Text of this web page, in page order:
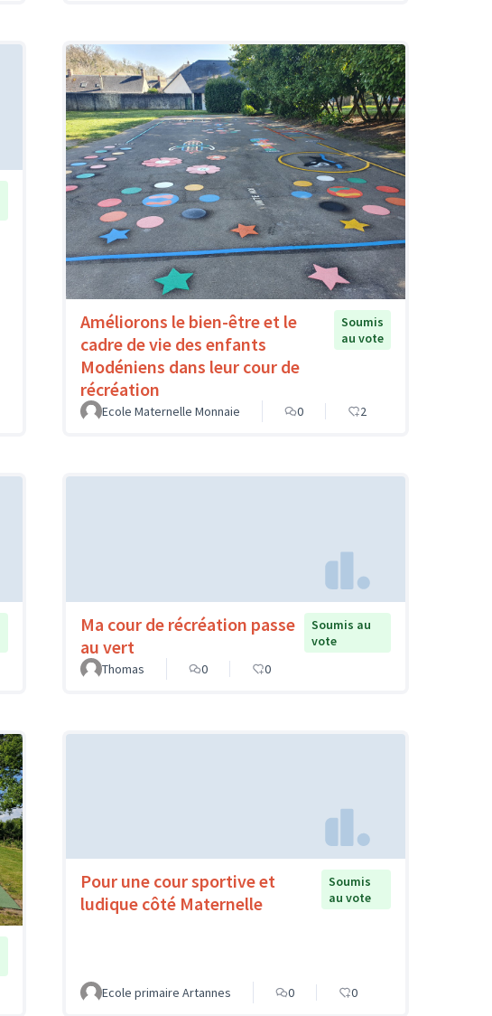
Améliorons le bien-être et le
cadre de vie des enfants
Modéniens dans leur cour de
récréation
Soumis
au vote
Ecole Maternelle Monnaie 0 2
Ma cour de récréation passe
au vert
Soumis au
vote
Thomas
0 0
Pour une cour sportive et
ludique côté Maternelle
Soumis
au vote
Ecole primaire Artannes 0 0